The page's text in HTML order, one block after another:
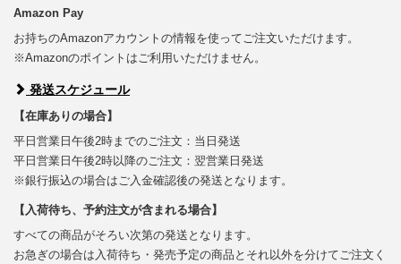
Amazon Pay
お持ちのAmazonアカウントの情報を使ってご注文いただけます。
※Amazonのポイントはご利用いただけません。
発送スケジュール
【在庫ありの場合】
平日営業日午後2時までのご注文：当日発送
平日営業日午後2時以降のご注文：翌営業日発送
※銀行振込の場合はご入金確認後の発送となります。
【入荷待ち、予約注文が含まれる場合】
すべての商品がそろい次第の発送となります。
お急ぎの場合は入荷待ち・発売予定の商品とそれ以外を分けてご注文く